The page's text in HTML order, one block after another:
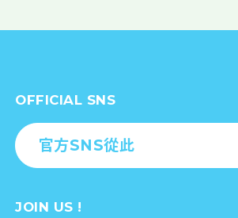
OFFICIAL SNS
官方SNS從此
JOIN US !